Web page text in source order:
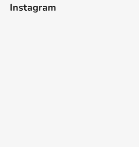
Instagram